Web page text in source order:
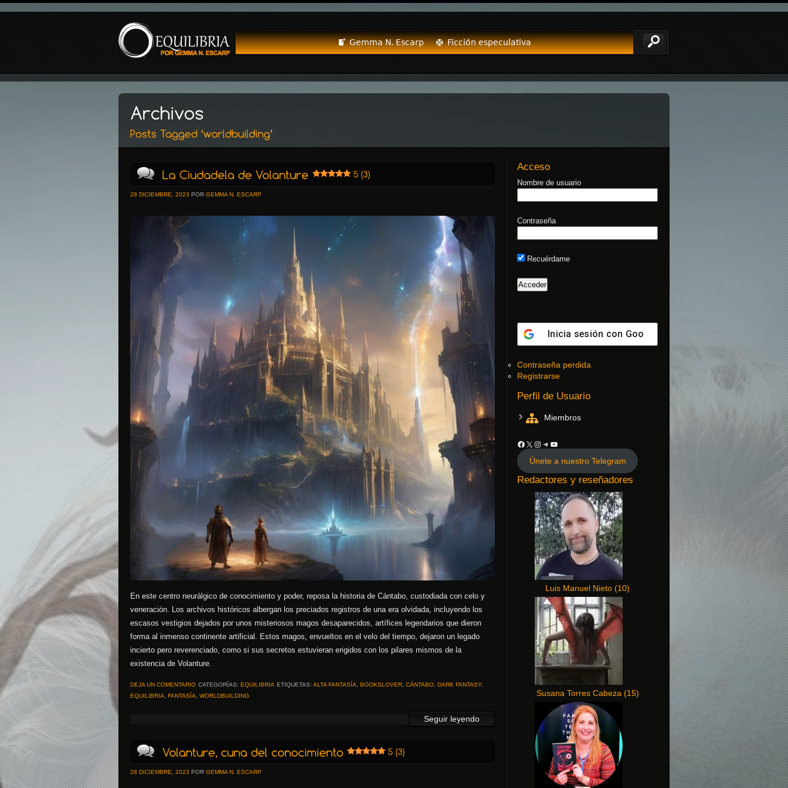
Gemma N. Escarp Ficción especulativa
28 DICIEMBRE, 2023 POR GEMMA N. ESCARP
En este centro neurálgico de conocimiento y poder, reposa la historia de Cántabo, custodiada con celo y
veneración. Los archivos históricos albergan los preciados registros de una era olvidada, incluyendo los
escasos vestigios dejados por unos misteriosos magos desaparecidos, artífices legendarios que dieron
forma al inmenso continente artificial. Estos magos, envueltos en el velo del tiempo, dejaron un legado
incierto pero reverenciado, como si sus secretos estuvieran erigidos con los pilares mismos de la
existencia de Volanture.
Seguir leyendo
DEJA UN COMENTARIO CATEGORÍAS: EQUILIBRIA ETIQUETAS: ALTA FANTASÍA BOOKSLOVER CÁNTABO DARK FANTASY,
EQUILIBRIA
FANTASÍA WORLDBUILDING
28 DICIEMBRE, 2023 POR GEMMA N. ESCARP
Acceso
Nombre de usuario
Contraseña
Recuérdame
Inicia sesión con Google
Contraseña perdida
Registrarse
Perfil de Usuario
Miembros
Únete a nuestro Telegram
Redactores y reseñadores
Luis Manuel Nieto (10)
Susana Torres Cabeza (15)